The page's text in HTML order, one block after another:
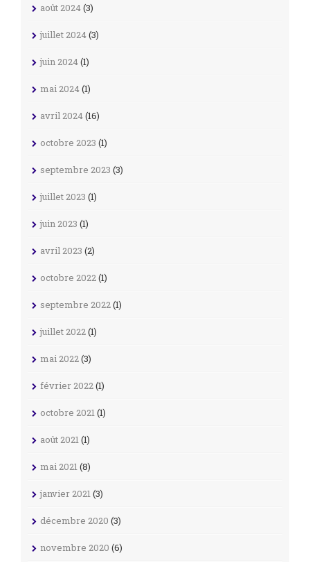
août 2024(3)
juillet 2024(3)
juin 2024(1)
mai 2024(1)
avril 2024(16)
octobre 2023 (1)
septembre 2023 (3)
juillet 2023 (1)
juin 2023 (1)
avril 2023 (2)
octobre 2022(1)
septembre 2022(1)
juillet 2022(1)
mai 2022(3)
février 2022(1)
octobre 2021 (1)
août 2021 (1)
mai 2021 (8)
janvier 2021 (3)
décembre 2020 (3)
novembre 2020 (6)